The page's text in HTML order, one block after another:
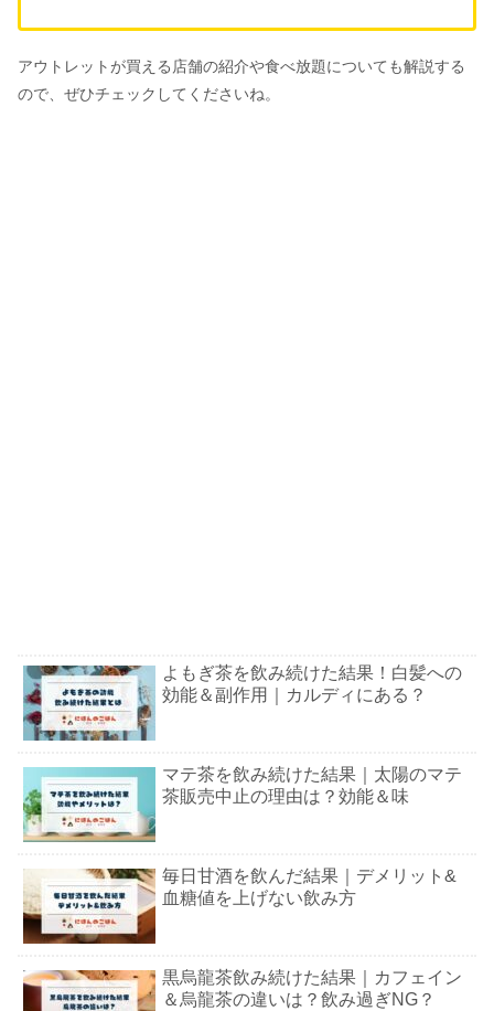
アウトレットが買える店舗の紹介や食べ放題についても解説する
ので、ぜひチェックしてくださいね。
よもぎ茶を飲み続けた結果！白髪への
効能＆副作用｜カルディにある？
マテ茶を飲み続けた結果｜太陽のマテ
茶販売中止の理由は？効能＆味
毎日甘酒を飲んだ結果｜デメリット&
血糖値を上げない飲み方
黒烏龍茶飲み続けた結果｜カフェイン
＆烏龍茶の違いは？飲み過ぎNG？